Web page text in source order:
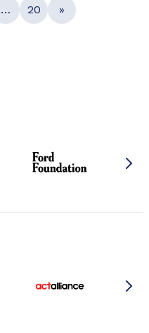
… 20 »